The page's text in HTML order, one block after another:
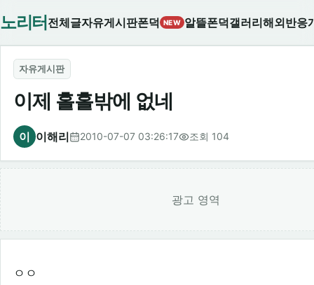
노리터 전체글자유게시판폰덕 NEW 알뜰폰덕갤러리해외반응
자유게시판
이제 홀홀밖에 없네
이 이해리 2010-07-07 03:26:17 조회 104
광고 영역
ㅇㅇ